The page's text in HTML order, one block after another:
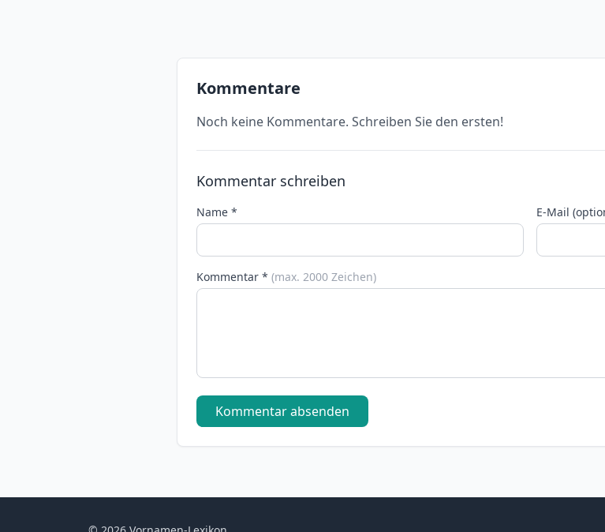
Kommentare
Noch keine Kommentare. Schreiben Sie den ersten!
Kommentar schreiben
Name * E-Mail
Kommentar * (max. 2000 Zeichen)
Kommentar absenden